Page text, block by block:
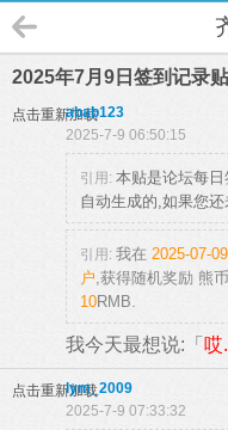
2025年7月9日签到记录
点击重新加载
abab123
2025-7-9 06:50:15
引用: 本贴是论坛每
自动生成的,如果您还
引用: 我在 2025-07-
户,获得随机奖励 熊币
10RMB.
我今天最想说:「 哎
点击重新加载lym_2009
2025-7-9 07:33:32